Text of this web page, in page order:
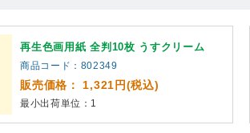
再生色画用紙 全判10枚 うすクリーム
商品コード：802349
販売価格： 1,321円(税込)
最小出荷単位：1